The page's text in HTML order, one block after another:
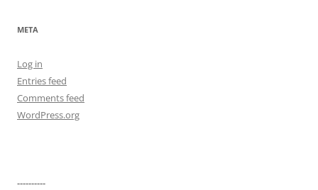
META
Log in
Entries feed
Comments feed
WordPress.org
----------